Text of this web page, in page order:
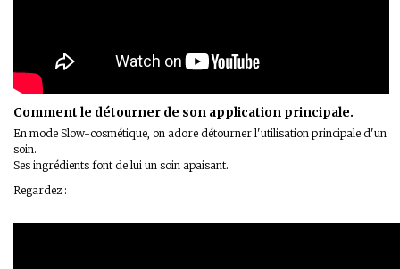
Comment le détourner de son application principale.
En mode Slow-cosmétique, on adore détourner l'utilisation principale d'un
soin.
Ses ingrédients font de lui un soin apaisant.
Regardez :